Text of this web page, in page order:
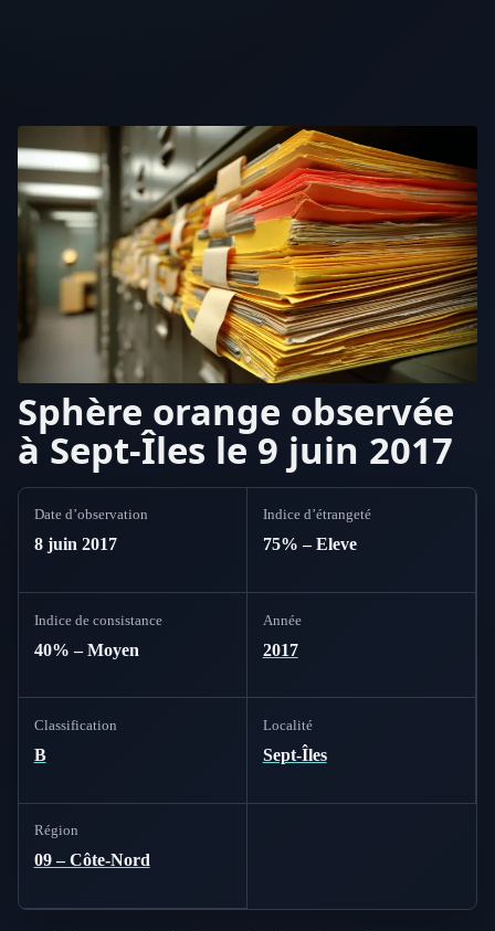
Sphère orange observée
à Sept-Îles le 9 juin 2017
Date d’observation
8 juin 2017
Indice d’étrangeté
75% – Eleve
Indice de consistance
40% – Moyen
Année
2017
Classification
B
Localité
Sept-Îles
Région
09 – Côte-Nord